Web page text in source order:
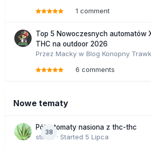
1 comment
Top 5 Nowoczesnych automatów
THC na outdoor 2026
Przez Macky w Blog Konopny
6 comments
Nowe tematy
38
Półautomaty nasiona z thc-thc
stix33 · Started 5 Lipca